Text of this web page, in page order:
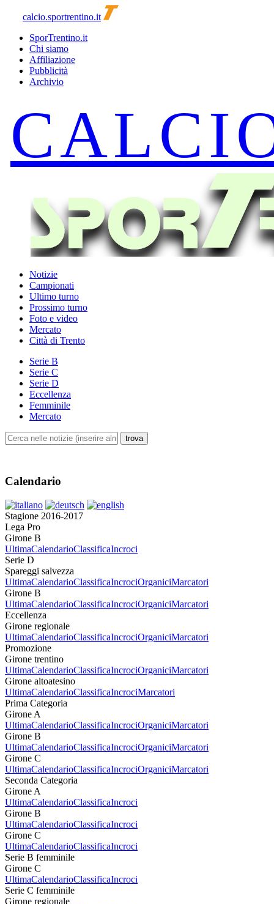
calcio.sportrentino.it
SporTrentino.it
Chi siamo
Affiliazione
Pubblicità
Archivio
Notizie
Campionati
Ultimo turno
Prossimo turno
Foto e video
Mercato
Città di Trento
Serie B
Serie C
Serie D
Eccellenza
Femminile
Mercato
Calendario
Stagione 2016-2017
Lega Pro
Girone B
UltimaCalendarioClassificaIncroci
Serie D
Spareggi salvezza
UltimaCalendarioClassificaIncrociOrganiciMarcatori
Girone B
UltimaCalendarioClassificaIncrociOrganiciMarcatori
Eccellenza
Girone regionale
UltimaCalendarioClassificaIncrociOrganiciMarcatori
Promozione
Girone trentino
UltimaCalendarioClassificaIncrociOrganiciMarcatori
Girone altoatesino
UltimaCalendarioClassificaIncrociMarcatori
Prima Categoria
Girone A
UltimaCalendarioClassificaIncrociOrganiciMarcatori
Girone B
UltimaCalendarioClassificaIncrociOrganiciMarcatori
Girone C
UltimaCalendarioClassificaIncrociOrganiciMarcatori
Seconda Categoria
Girone A
UltimaCalendarioClassificaIncroci
Girone B
UltimaCalendarioClassificaIncroci
Girone C
UltimaCalendarioClassificaIncroci
Serie B femminile
Girone C
UltimaCalendarioClassificaIncroci
Serie C femminile
Girone regionale